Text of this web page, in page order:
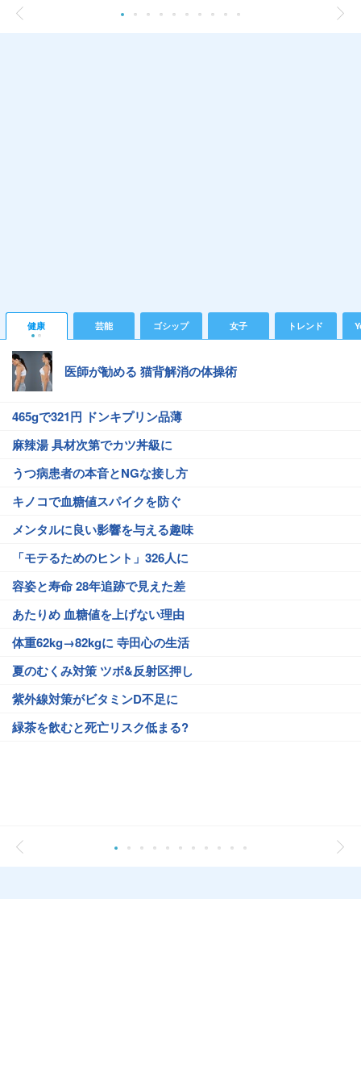
健康 芸能 ゴシップ 女子 トレンド
医師が勧める 猫背解消の体操術
465gで321円 ドンキプリン品薄
麻辣湯 具材次第でカツ丼級に
うつ病患者の本音とNGな接し方
キノコで血糖値スパイクを防ぐ
メンタルに良い影響を与える趣味
「モテるためのヒント」326人に
容姿と寿命 28年追跡で見えた差
あたりめ 血糖値を上げない理由
体重62kg→82kgに 寺田心の生活
夏のむくみ対策 ツボ&反射区押し
紫外線対策がビタミンD不足に
緑茶を飲むと死亡リスク低まる?